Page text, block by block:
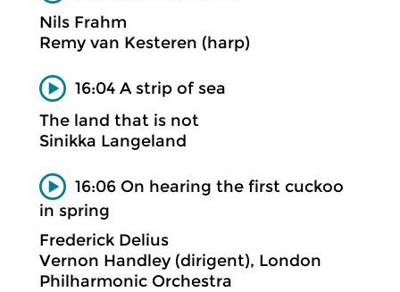
Nils Frahm
Remy van Kesteren (harp)
16:04 A strip of sea
The land that is not
Sinikka Langeland
16:06 On hearing the first cuckoo
in spring
Frederick Delius
Vernon Handley (dirigent), London
Philharmonic Orchestra